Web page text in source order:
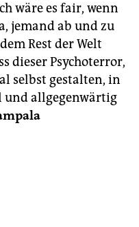
wäre es fair, wenn
jemand ab und zu
Rest der Welt
dieser Psychoterror,
selbst gestalten, in
und allgegenwärtig